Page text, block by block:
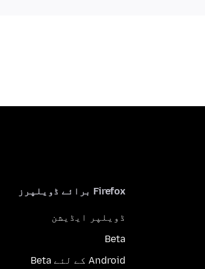
Firefox برائے ڈویلپرز
ڈویلپر ایڈیشن
Beta
Android کے لئے Beta